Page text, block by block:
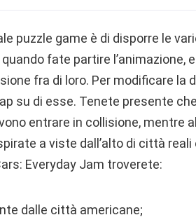
puzzle game è di disporre le
fate partire l’animazione,
fra di loro. Per modificare la
su di esse. Tenete presente
entrare in collisione, mentre
a viste dall’alto di città
Everyday Jam troverete:
dalle città americane;